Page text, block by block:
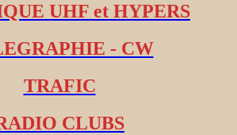
UHF et HYPERS
- CW
TRAFIC
CLUBS